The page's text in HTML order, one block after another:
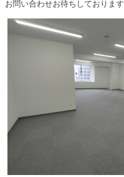
お問い合わせお待ちしておりま